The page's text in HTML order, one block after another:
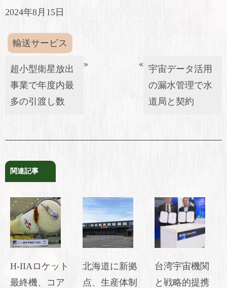
2024年8月15日
輸送サービス
超小型衛星放出
事業で年度内最
多の引渡し数
» « 宇宙データ活用
の漏水管理で水
道局と契約
関連記事
H-IIAロケット
最終機、コア
北海道に新拠
点、生産体制
台湾宇宙機関
と戦略的提携